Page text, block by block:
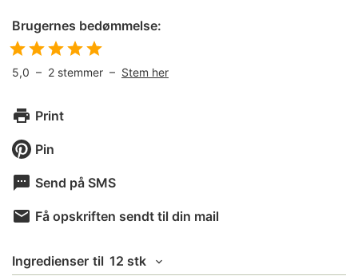
Brugernes bedømmelse:
5,0 – 2 stemmer – Stem her
Print
Pin
Send på SMS
Få opskriften sendt til din mail
Ingredienser til 12 stk